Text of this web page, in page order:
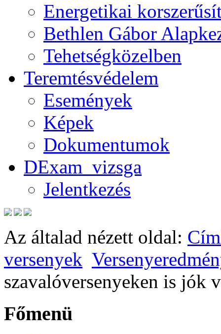
Energetikai
Bethlen Gábor
Tehetségközelben
Teremtésvédelem
Események
Képek
Dokumentumok
DExam_vizsga
Jelentkezés
Az általad nézett oldal:
versenyek
szavalóversenyeken is jók
Főmenü